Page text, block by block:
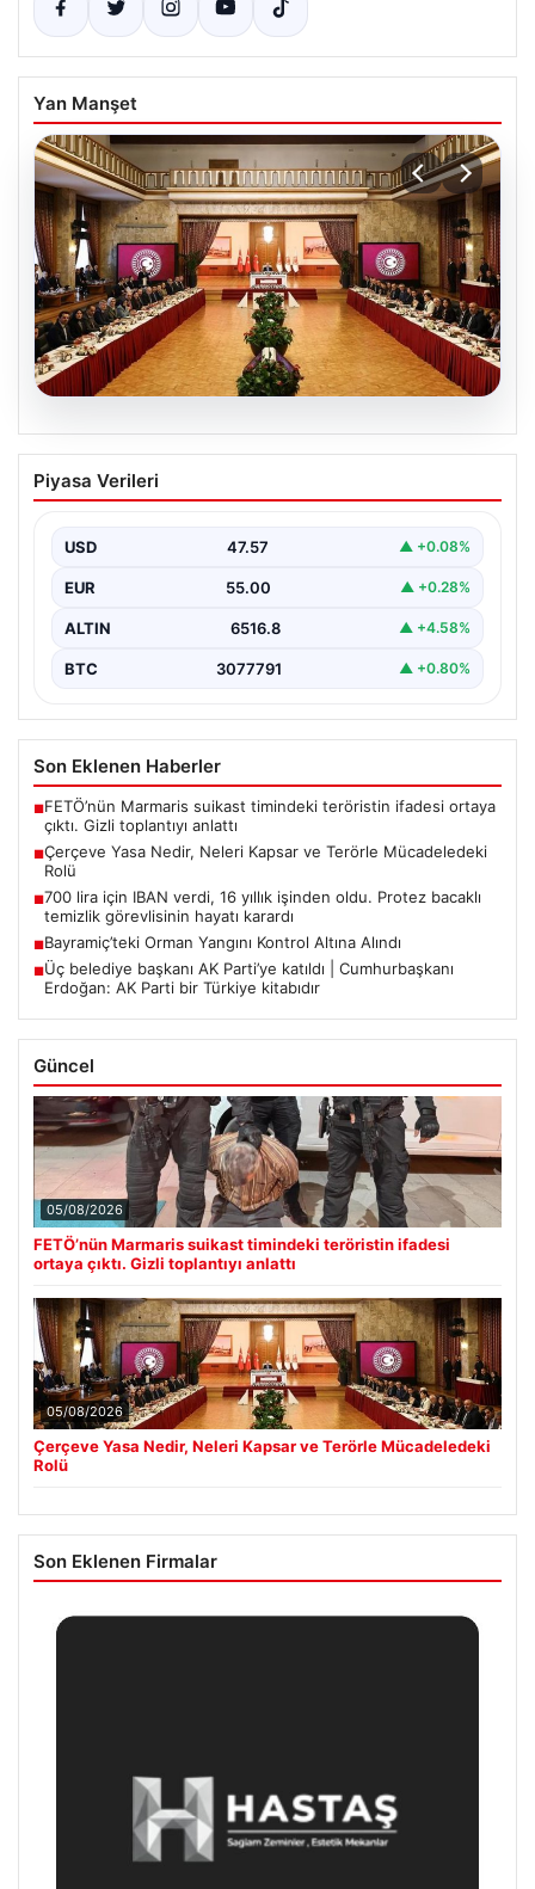
Yan Manşet
Çerçeve Yasa Nedir, Neleri Kapsar ve
Terörle Mücadeledeki Rolü
tutan çerçeve yasa, temel olarak toplumsal…
Piyasa Verileri
USD 47.57 ▲ +0.08%
EUR 55.00 ▲ +0.28%
ALTIN 6516.8 ▲ +4.58%
BTC 3077791 ▲ +0.80%
Son Eklenen Haberler
■FETÖ’nün Marmaris suikast timindeki teröristin ifadesi ortaya
çıktı. Gizli toplantıyı anlattı
■Çerçeve Yasa Nedir, Neleri Kapsar ve Terörle Mücadeledeki
Rolü
■700 lira için IBAN verdi, 16 yıllık işinden oldu. Protez bacaklı
temizlik görevlisinin hayatı karardı
■Bayramiç’teki Orman Yangını Kontrol Altına Alındı
■Üç belediye başkanı AK Parti’ye katıldı | Cumhurbaşkanı
Erdoğan: AK Parti bir Türkiye kitabıdır
Güncel
05/08/2026
FETÖ’nün Marmaris suikast timindeki teröristin ifadesi
ortaya çıktı. Gizli toplantıyı anlattı
05/08/2026
Çerçeve Yasa Nedir, Neleri Kapsar ve Terörle Mücadeledeki
Rolü
Son Eklenen Firmalar